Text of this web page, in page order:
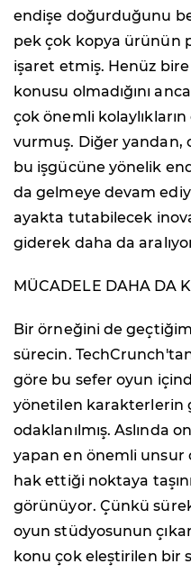
endişe doğurduğunu
pek çok kopya ürünün
işaret etmiş. Henüz
konusu olmadığını
çok önemli
vurmuş. Diğer
bu işgücüne yönelik
da gelmeye devam
ayakta tutabilecek
giderek daha da
MÜCADELE DAHA DA
Bir örneğini de
sürecin.
göre bu sefer oyun
yönetilen karakterlerin
odaklanılmış. Aslında
yapan en önemli unsur
hak ettiği noktaya
görünüyor. Çünkü
oyun stüdyosunun
konu çok eleştirilen bir